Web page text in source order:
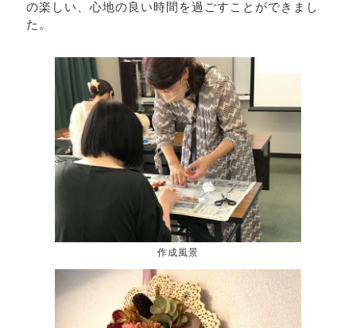
の楽しい、心地の良い時間を過ごすことができまし
た。
作成風景